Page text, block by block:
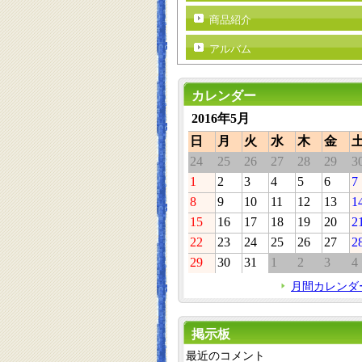
商品紹介
アルバム
カレンダー
2016年5月
日
月 火 水 木 金
24
25 26 27 28 29
1
2 3 4 5 6
7
8
9 10 11 12 13
15
16 17 18 19 20
21
22
23 24 25 26 27
29
30 31 1 2 3 4
月間カレンダ
掲示板
最近のコメント